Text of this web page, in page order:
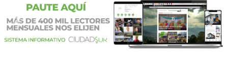
Previous